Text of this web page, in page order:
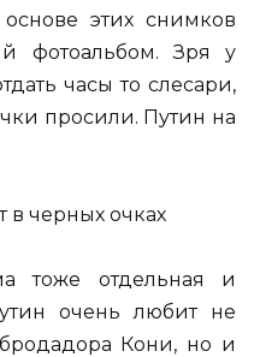
этих снимков
фотоальбом. Зря у
часы то слесари,
просили. Путин на
тоже отдельная и
очень любит не
Кони, но и